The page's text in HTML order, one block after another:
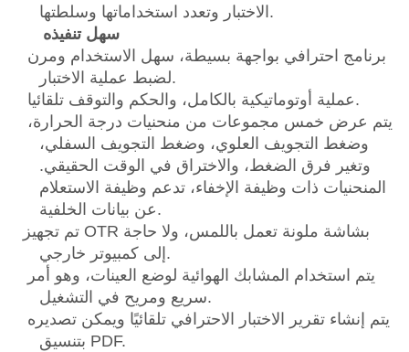
الاختبار وتعدد استخداماتها وسلطتها.
سهل تنفيذه
لضبط عملية الاختبار.
عملية أوتوماتيكية بالكامل، والحكم والتوقف تلقائيا.
وضغط التجويف العلوي، وضغط التجويف السفلي،
وتغير فرق الضغط، والاختراق في الوقت الحقيقي.
المنحنيات ذات وظيفة الإخفاء، تدعم وظيفة الاستعلام
عن بيانات الخلفية.
إلى كمبيوتر خارجي.
سريع ومريح في التشغيل.
بتنسيق PDF.